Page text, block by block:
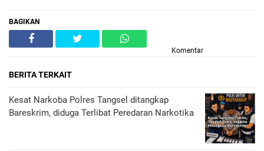
BAGIKAN
Komentar
BERITA TERKAIT
Kesat Narkoba Polres Tangsel ditangkap
Bareskrim, diduga Terlibat Peredaran Narkotika